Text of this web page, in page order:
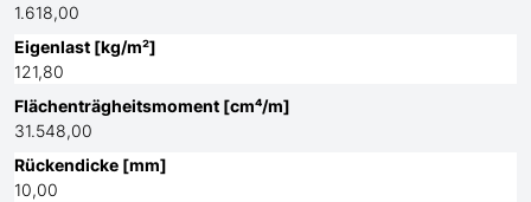
1.618,00
Eigenlast [kg/m²]
121,80
Flächenträgheitsmoment [cm⁴/m]
31.548,00
Rückendicke [mm]
10,00